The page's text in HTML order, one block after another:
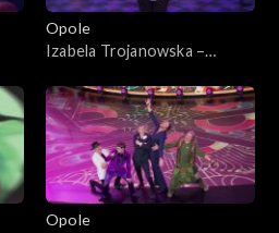
Opole
Izabela Trojanowska –
62. KFPP: Koncert „Zróbmy
więc prywatkę”
Opole